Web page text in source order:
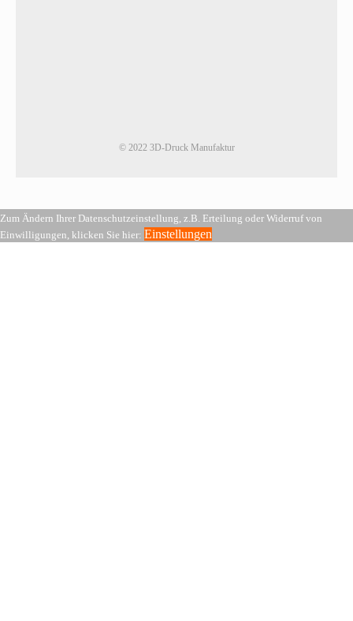
© 2022 3D-Druck Manufaktur
Zum Ändern Ihrer Datenschutzeinstellung, z.B. Erteilung oder Widerruf von
Einwilligungen, klicken Sie hier: Einstellungen